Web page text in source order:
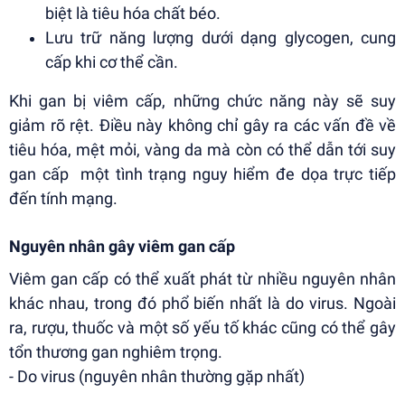
biệt là tiêu hóa chất béo.
Lưu trữ năng lượng dưới dạng glycogen, cung
cấp khi cơ thể cần.
Khi gan bị viêm cấp, những chức năng này sẽ suy
giảm rõ rệt. Điều này không chỉ gây ra các vấn đề về
tiêu hóa, mệt mỏi, vàng da mà còn có thể dẫn tới suy
gan cấp một tình trạng nguy hiểm đe dọa trực tiếp
đến tính mạng.
Nguyên nhân gây viêm gan cấp
Viêm gan cấp có thể xuất phát từ nhiều nguyên nhân
khác nhau, trong đó phổ biến nhất là do virus. Ngoài
ra, rượu, thuốc và một số yếu tố khác cũng có thể gây
tổn thương gan nghiêm trọng.
- Do virus (nguyên nhân thường gặp nhất)